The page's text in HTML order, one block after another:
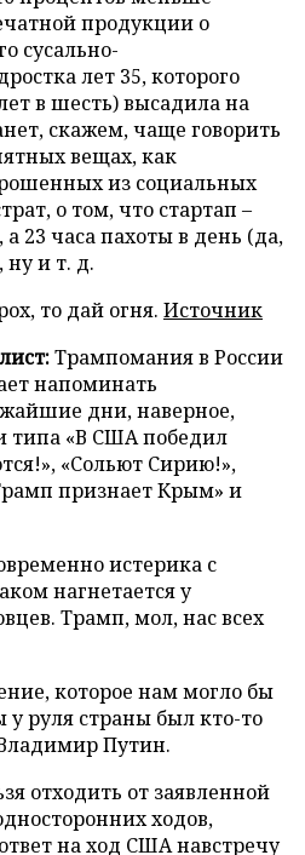
продукции о
сусально-
лет 35, которого
в шесть) высадила на
скажем, чаще говорить
вещах, как
из социальных
о том, что стартап –
23 часа пахоты в день (да,
ну и т. д.
то дай огня. Источник
Трампомания в России
напоминать
дни, наверное,
типа «В США победил
«Сольют Сирию!»,
признает Крым» и
истерика с
нагнетается у
Трамп, мол, нас всех
которое нам могло бы
у руля страны был кто-то
Путин.
отходить от заявленной
ходов,
на ход США навстречу